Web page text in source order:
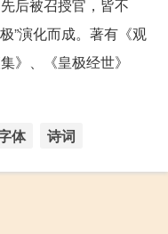
后被召授官，皆不
”演化而成。著有《观
》、《皇极经世》
体 诗词